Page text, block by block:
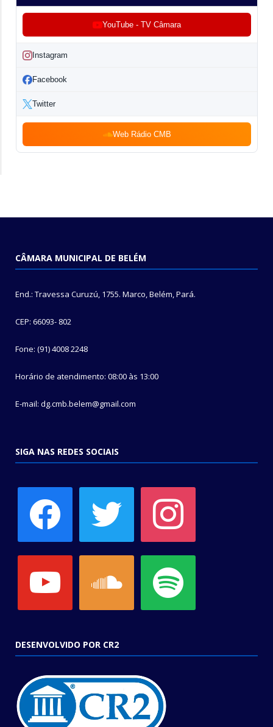
YouTube - TV Câmara
Instagram
Facebook
Twitter
Web Rádio CMB
CÂMARA MUNICIPAL DE BELÉM
End.: Travessa Curuzú, 1755. Marco, Belém, Pará.
CEP: 66093- 802
Fone: (91) 4008 2248
Horário de atendimento: 08:00 às 13:00
E-mail: dg.cmb.belem@gmail.com
SIGA NAS REDES SOCIAIS
DESENVOLVIDO POR CR2